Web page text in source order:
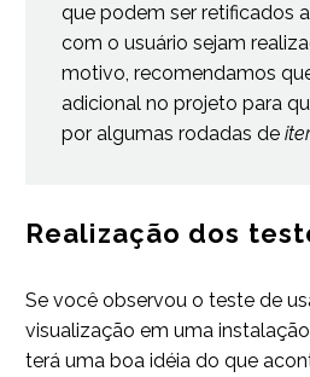
que podem ser retificados
com o usuário sejam
motivo, recomendamos
adicional no projeto para
por algumas rodadas de
Realização dos
Se você observou o teste de
visualização em uma
terá uma boa idéia do que